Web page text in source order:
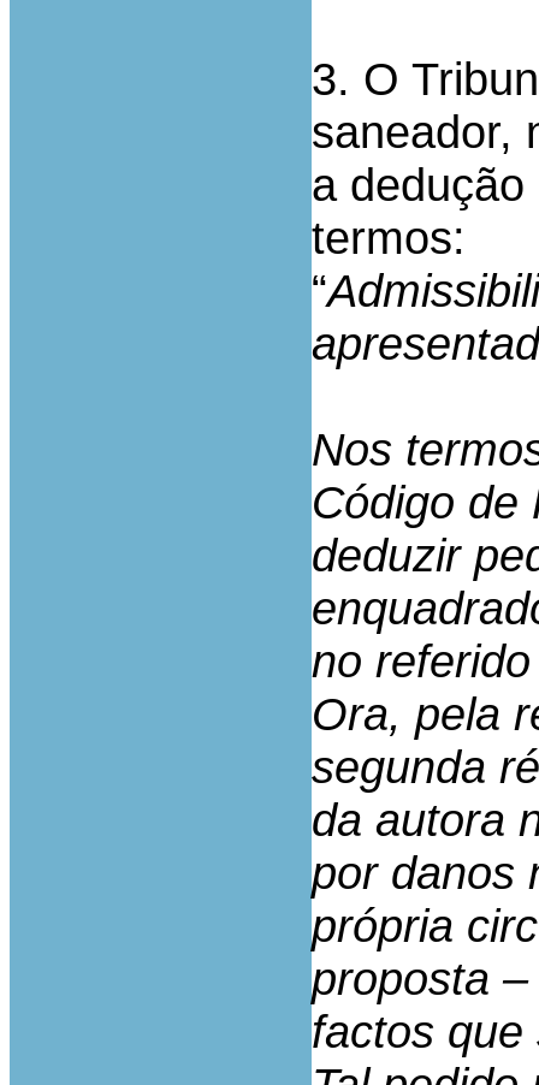
3. O
saneador,
a
termos:
“
Nos
Código de
deduzir
no
Ora, pela
segunda
da autora
por danos
própria
proposta
factos que